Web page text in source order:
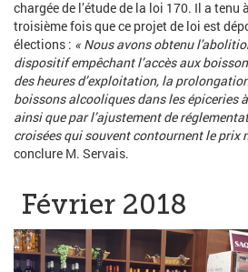
chargée de l’étude de la loi 170. Il a tenu
troisième fois que ce projet de loi est
élections : « Nous avons obtenu
dispositif empêchant l’accès aux
des heures d’exploitation, la
boissons alcooliques dans les épiceries
ainsi que par l’ajustement de
croisées qui souvent contournent le prix
conclure M. Servais.
Février 2018